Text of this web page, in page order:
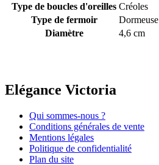
Type de boucles d'oreilles Créoles
Type de fermoir
Dormeuse
Diamètre
4,6 cm
Elégance Victoria
Qui sommes-nous ?
Conditions générales de vente
Mentions légales
Politique de confidentialité
Plan du site